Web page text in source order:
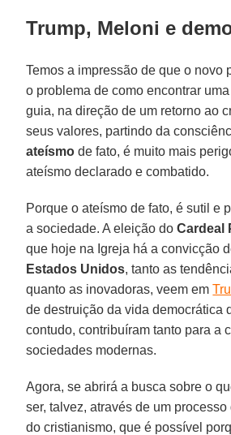
Trump, Meloni e
Temos a impressão de que o novo
o problema de como encontrar
guia, na direção de um retorno ao
seus valores, partindo da
ateísmo de fato, é muito mais
ateísmo declarado e combatido.
Porque o ateísmo de fato, é sutil e
a sociedade. A eleição doCardeal
que hoje na Igreja há a convicção
Estados Unidos, tanto as
quanto as inovadoras, veem em
de destruição da vida democrática
contudo, contribuíram tanto para a
sociedades modernas.
Agora, se abrirá a busca sobre o
ser, talvez, através de um
do cristianismo, que é possível